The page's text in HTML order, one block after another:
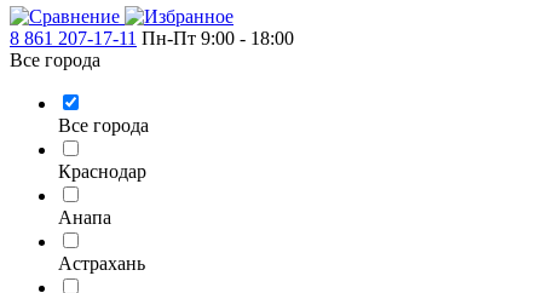
8 861 207-17-11 Пн-Пт 9:00 - 18:00
Все города
Все города
Краснодар
Анапа
Астрахань